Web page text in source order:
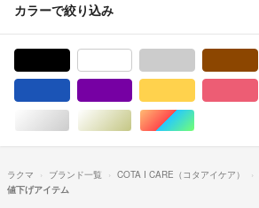
カラーで絞り込み
シルバー/銀色系ゴールド/金色系マルチカラー
ラクマ ブランド一覧 COTA I CARE（コタアイケア）
値下げアイテム